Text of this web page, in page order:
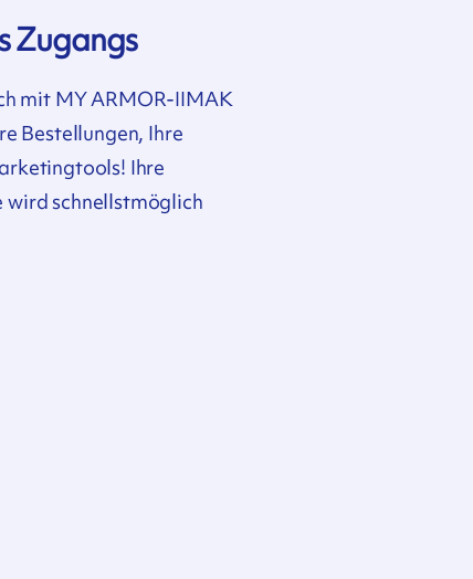
Zugangs
mit MY ARMOR-IIMAK
Bestellungen, Ihre
Ihre
schnellstmöglich